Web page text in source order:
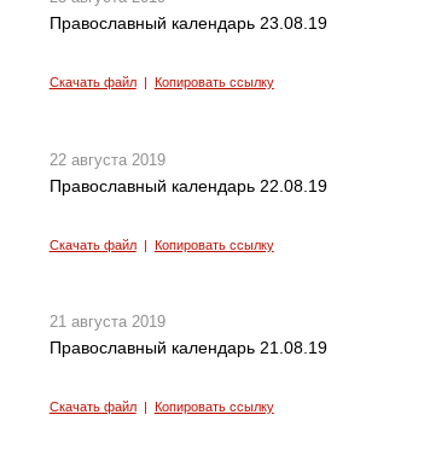
Православный календарь 23.08.19
Скачать файл| Копировать ссылку
22 августа 2019
Православный календарь 22.08.19
Скачать файл| Копировать ссылку
21 августа 2019
Православный календарь 21.08.19
Скачать файл| Копировать ссылку